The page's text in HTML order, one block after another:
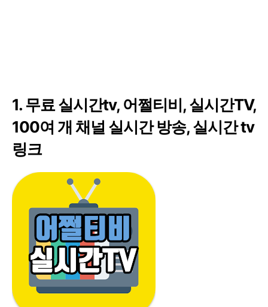
1. 무료 실시간tv, 어쩔티비, 실시간TV,
100여 개 채널 실시간 방송, 실시간 tv
링크